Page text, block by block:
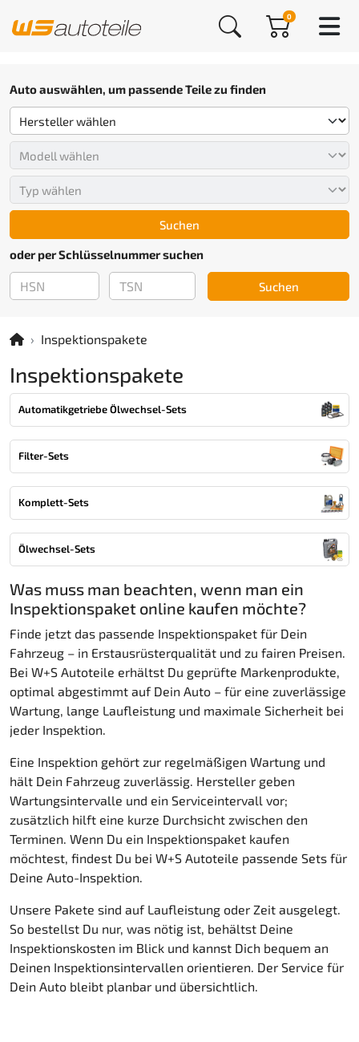
0
Auto auswählen, um passende Teile zu finden
Suchen
oder per Schlüsselnummer suchen
Suchen
Inspektionspakete
Inspektionspakete
Automatikgetriebe Ölwechsel-Sets
Filter-Sets
Komplett-Sets
Ölwechsel-Sets
Was muss man beachten, wenn man ein
Inspektionspaket online kaufen möchte?
Finde jetzt das passende Inspektionspaket für Dein
Fahrzeug – in Erstausrüsterqualität und zu fairen Preisen.
Bei W+S Autoteile erhältst Du geprüfte Markenprodukte,
optimal abgestimmt auf Dein Auto – für eine zuverlässige
Wartung, lange Laufleistung und maximale Sicherheit bei
jeder Inspektion.
Eine Inspektion gehört zur regelmäßigen Wartung und
hält Dein Fahrzeug zuverlässig. Hersteller geben
Wartungsintervalle und ein Serviceintervall vor;
zusätzlich hilft eine kurze Durchsicht zwischen den
Terminen. Wenn Du ein Inspektionspaket kaufen
möchtest, findest Du bei W+S Autoteile passende Sets für
Deine Auto-Inspektion.
Unsere Pakete sind auf Laufleistung oder Zeit ausgelegt.
So bestellst Du nur, was nötig ist, behältst Deine
Inspektionskosten im Blick und kannst Dich bequem an
Deinen Inspektionsintervallen orientieren. Der Service für
Dein Auto bleibt planbar und übersichtlich.